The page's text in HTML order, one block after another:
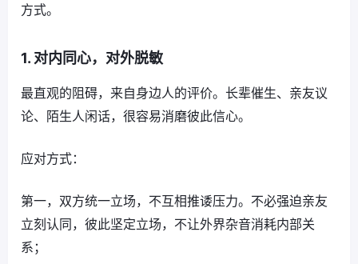
方式。
1. 对内同心，对外脱敏
最直观的阻碍，来自身边人的评价。长辈催生、亲友议
论、陌生人闲话，很容易消磨彼此信心。
应对方式：
第一，双方统一立场，不互相推诿压力。不必强迫亲友
立刻认同，彼此坚定立场，不让外界杂音消耗内部关
系；